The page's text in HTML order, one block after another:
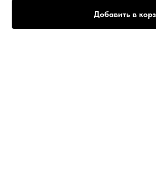
Добавить в